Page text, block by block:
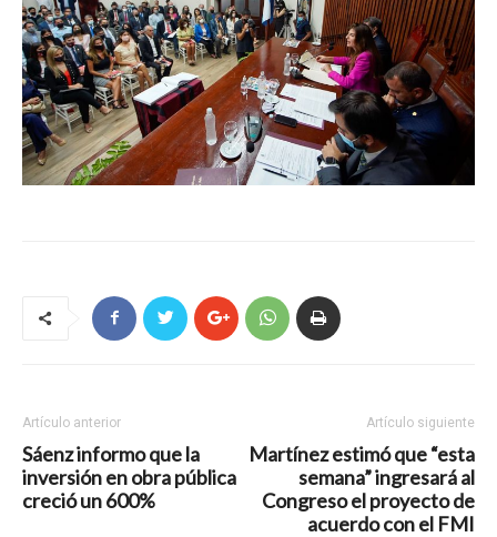
Artículo anterior
Sáenz informo que la
inversión en obra pública
creció un 600%
Artículo siguiente
Martínez estimó que “esta
semana” ingresará al
Congreso el proyecto de
acuerdo con el FMI